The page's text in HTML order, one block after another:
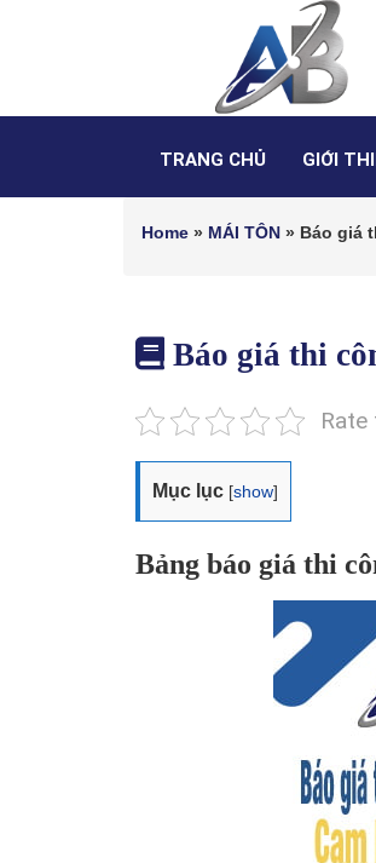
TRANG CHỦ GIỚI
Home » MÁI TÔN » Báo giá
Báo giá thi
Mục lục [show]
Bảng báo giá thi